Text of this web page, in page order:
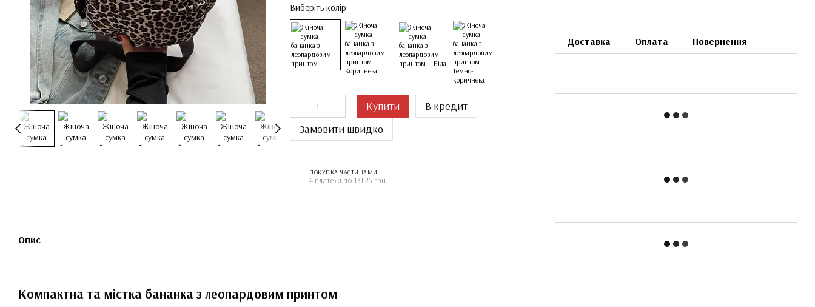
Виберіть колір
Купити
В кредит
Замовити швидко
ПОКУПКА ЧАСТИНАМИ
4 платежі по 131.25 грн
Доставка Оплата Повернення
Опис
Компактна та містка бананка з леопардовим принтом